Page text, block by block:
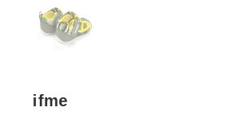
ifme